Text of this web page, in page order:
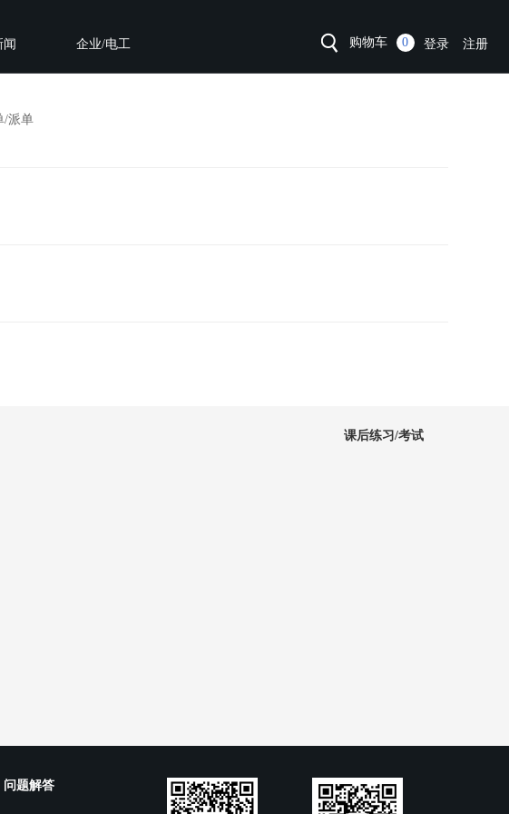
登录 注册
购物车 0
闻 企业/电工
/派单
课后练习/考试
问题解答